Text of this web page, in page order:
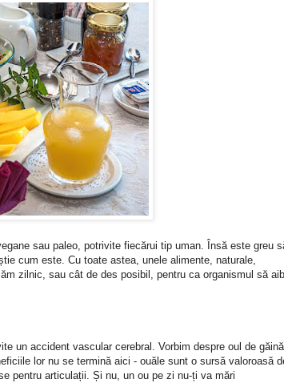
sau paleo, potrivite fiecărui tip uman. Însă este greu
cum este. Cu toate astea, unele alimente, naturale,
zilnic, sau cât de des posibil, pentru ca organismul să
un accident vascular cerebral. Vorbim despre oul de găină
lor ​​nu se termină aici - ouăle sunt o sursă valoroasă
pentru articulații. Și nu, un ou pe zi nu-ți va mări